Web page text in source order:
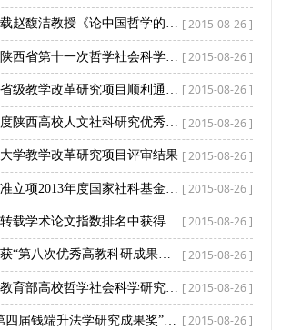
新华文摘全文转载赵馥洁教授《论中国哲学的特质》 [ 2015-08-26 ]
[ 2015-08-26 ]
[ 2015-08-26 ]
我校获35项13年度陕西高校人文社科研究优秀成果奖 [ 2015-08-26 ]
学教学改革研究项目评审结果 [ 2015-08-26 ]
[ 2015-08-26 ]
我校在2012年度转载学术论文指数排名中获得佳绩 [ 2015-08-26 ]
闫亚林研究员等获“第八次优秀高教科研成果奖”二等奖 [ 2015-08-26 ]
[ 2015-08-26 ]
韩松研究员获“第四届钱端升法学研究成果奖”三等奖 [ 2015-08-26 ]